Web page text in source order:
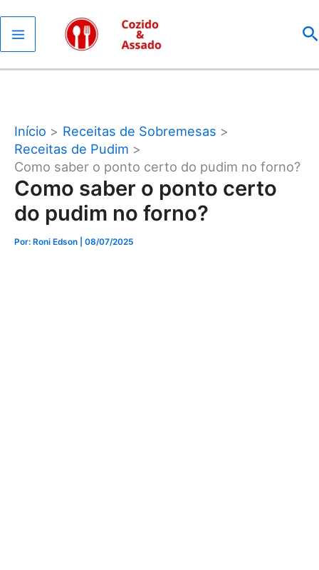
para
o
conteúdo
Início
Receitas de Sobremesas
Receitas de Pudim
Como saber o ponto certo do pudim no forno?
Como saber o ponto certo
do pudim no forno?
Por: Roni Edson | 08/07/2025